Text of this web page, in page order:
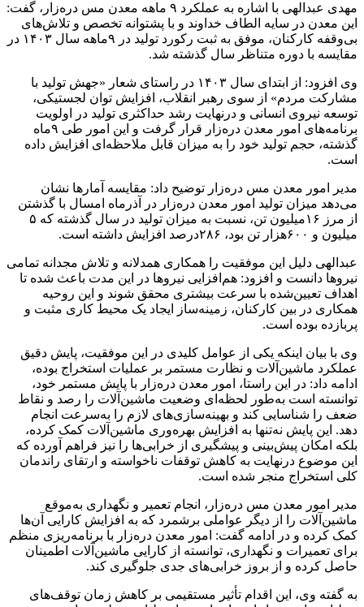
مهدی عبدالهی با اشاره به عملکرد ۹‌ ماهه معدن مس دره‌زار، گفت:
این معدن در سایه الطاف خداوند و با پشتوانه تخصص و تلاش‌های
بی‌وقفه کارکنان، موفق به ثبت رکورد تولید در ۹‌ماهه سال ۱۴۰۳ در
مقایسه با دوره‌ متناظر سال گذشته شد.
وی افزود: از ابتدای سال ۱۴۰۳ در راستای شعار «جهش تولید با
مشارکت مردم» از سوی رهبر انقلاب، افزایش توان لجستیکی،
توسعه نیروی انسانی و درنهایت رشد حداکثری تولید در اولویت
برنامه‌های امور معدن دره‌زار قرار گرفت و این امور طی ۹‌ماه
گذشته، حجم تولید خود را به میزان قابل ‌ملاحظه‌ای افزایش داده
است.
مدیر امور معدن مس دره‌زار توضیح داد: مقایسه آمارها نشان
می‌دهد میزان تولید امور معدن دره‌زار در آذرماه امسال با گذشتن
از مرز ۱۶‌میلیون تن، نسبت‌ به میزان تولید در سال گذشته که ۵
میلیون و ۶۰۰هزار تن بود، ۲۸۶‌درصد افزایش داشته است.
عبدالهی دلیل این موفقیت را همکاری همدلانه و تلاش مجدانه تمامی
نیروها دانست و افزود: هم‌افزایی نیروها در این مدت باعث شده تا
اهداف تعیین‌شده با سرعت بیشتری محقق شوند و این روحیه
همکاری در بین کارکنان، زمینه‌ساز ایجاد یک محیط کاری مثبت و
پربازده بوده است.
وی با بیان اینکه یکی از عوامل کلیدی در این موفقیت، پایش دقیق
عملکرد ماشین‌آلات و نظارت مستمر بر عملیات استخراج بوده،
ادامه داد: در این راستا، امور معدن دره‌زار با پایش مستمر خود،
توانسته است‌ به‌طور لحظه‌ای وضعیت ماشین‌آلات را رصد و نقاط
ضعف را شناسایی کند و بهینه‌سازی‌های لازم را به‌سرعت انجام
دهد. این پایش نه‌تنها به افزایش بهره‌وری ماشین‌آلات کمک کرده،
بلکه امکان پیش‌بینی و پیشگیری از خرابی‌ها را نیز فراهم آورده که
این موضوع درنهایت به کاهش توقفات ناخواسته و ارتقای راندمان
کلی استخراج منجر شده است.
مدیر امور معدن مس دره‌زار، انجام تعمیر و نگهداری به‌موقع
ماشین‌آلات را از دیگر عواملی برشمرد که به افزایش کارایی آن‌ها
کمک کرده و در ادامه گفت: امور معدن دره‌زار با برنامه‌ریزی منظم
برای تعمیرات و نگهداری، توانسته از کارایی ماشین‌آلات اطمینان
حاصل کرده و از بروز خرابی‌های جدی جلوگیری کند.
به‌ گفته وی، این اقدام تأثیر مستقیمی بر کاهش زمان توقف‌های